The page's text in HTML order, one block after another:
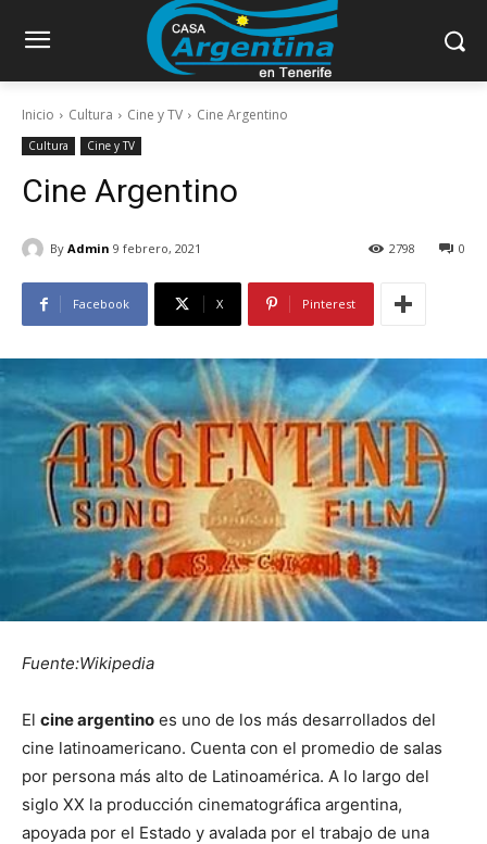
Inicio Cultura Cine y TV Cine Argentino
Cultura Cine y TV
Cine Argentino
By Admin 9 febrero, 2021 0
2798
Facebook X Pinterest
Fuente:Wikipedia
El cine argentino es uno de los más desarrollados del
cine latinoamericano. Cuenta con el promedio de salas
por persona más alto de Latinoamérica.​ A lo largo del
siglo XX la producción cinematográfica argentina,
apoyada por el Estado y avalada por el trabajo de una